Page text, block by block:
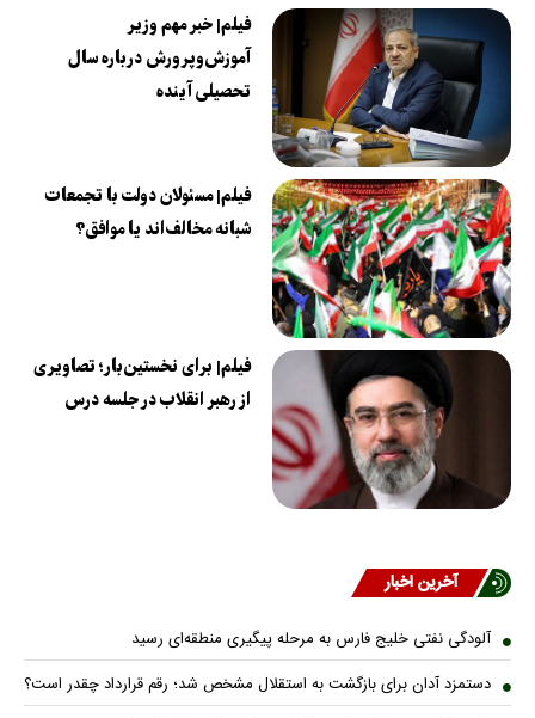
فیلم| خبر مهم وزیر
آموزش‌وپرورش درباره سال
تحصیلی آینده
فیلم| مسئولان دولت با تجمعات
شبانه مخالف‌اند یا موافق؟
فیلم| برای نخستین‌بار؛ تصاویری
از رهبر انقلاب در جلسه درس
آخرین اخبار
آلودگی نفتی خلیج فارس به مرحله پیگیری منطقه‌ای رسید
دستمزد آدان برای بازگشت به استقلال مشخص شد؛ رقم قرارداد چقدر است؟